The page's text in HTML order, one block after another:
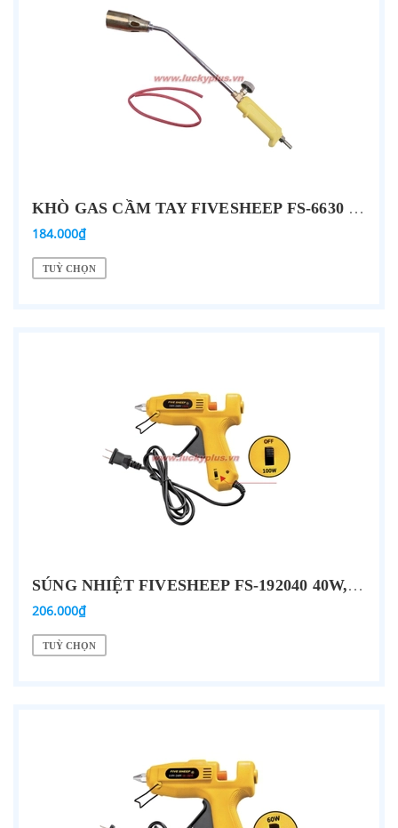
KHÒ GAS CẦM TAY FIVESHEEP FS-6630 30, FS-663 35, FS-6650 50
184.000₫
TUỲ CHỌN
SÚNG NHIỆT FIVESHEEP FS-192040 40W, FS-192060 60W, FS-192080 80W, FS-192100 100W
206.000₫
TUỲ CHỌN